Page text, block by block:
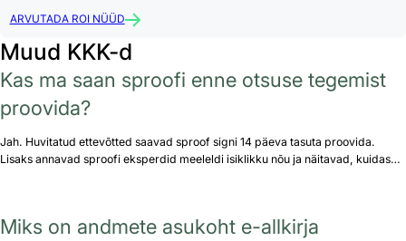
ARVUTADA ROI NÜÜD
Muud KKK-d
Kas ma saan sproofi enne otsuse tegemist
proovida?
Jah. Huvitatud ettevõtted saavad sproof signi 14 päeva tasuta proovida.
Lisaks annavad sproofi eksperdid meeleldi isiklikku nõu ja näitavad, kuidas…
Miks on andmete asukoht e-allkirja